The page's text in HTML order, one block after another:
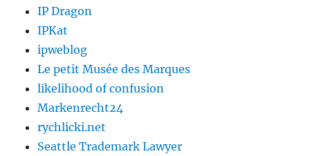
IP Dragon
IPKat
ipweblog
Le petit Musée des Marques
likelihood of confusion
Markenrecht24
rychlicki.net
Seattle Trademark Lawyer